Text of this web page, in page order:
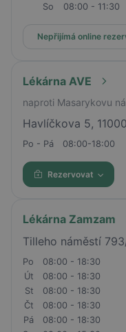
So
08:00 - 11:30
Nepřijímá online
Lékárna AVE
naproti Masarykovu
Havlíčkova 5,
Po - Pá 08:00-18:00
Rezervovat
Lékárna Zamzam
Tilleho náměstí
Po
08:00 - 18:30
Út
08:00 - 18:30
St
08:00 - 18:30
Čt
08:00 - 18:30
Pá
08:00 - 18:30